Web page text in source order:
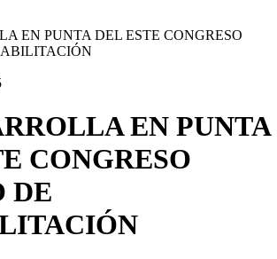
EN PUNTA
CONGRESO
DE